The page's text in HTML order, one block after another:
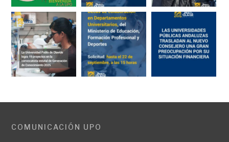
COMUNICACIÓN UPO